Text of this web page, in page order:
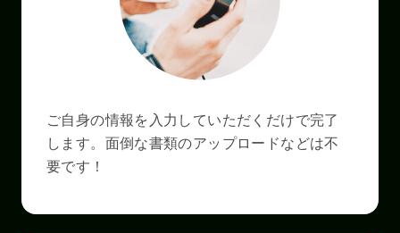
ご自身の情報を入力していただくだけで完了
します。面倒な書類のアップロードなどは不
要です！